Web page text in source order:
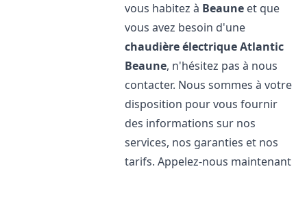
vous habitez à Beaune et que
vous avez besoin d'une
chaudière électrique Atlantic
Beaune, n'hésitez pas à nous
contacter. Nous sommes à votre
disposition pour vous fournir
des informations sur nos
services, nos garanties et nos
tarifs. Appelez-nous maintenant